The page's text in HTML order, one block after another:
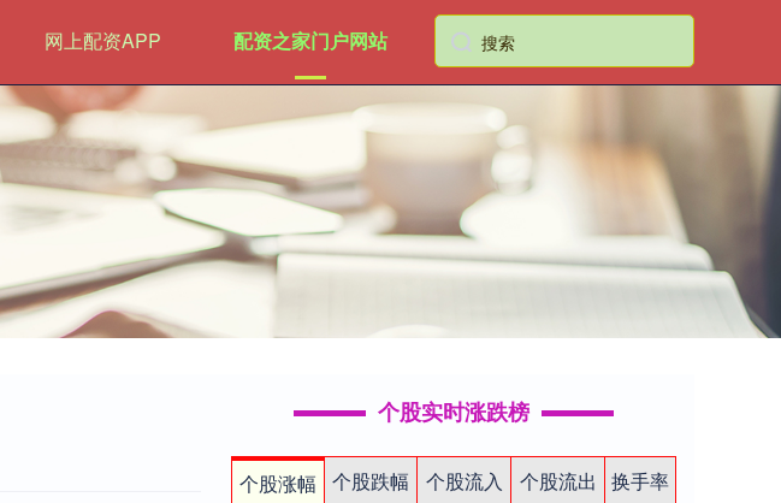
网上配资APP 配资之家门户网站
个股实时涨跌榜
个股涨幅 个股跌幅 个股流入 个股流出
换手率